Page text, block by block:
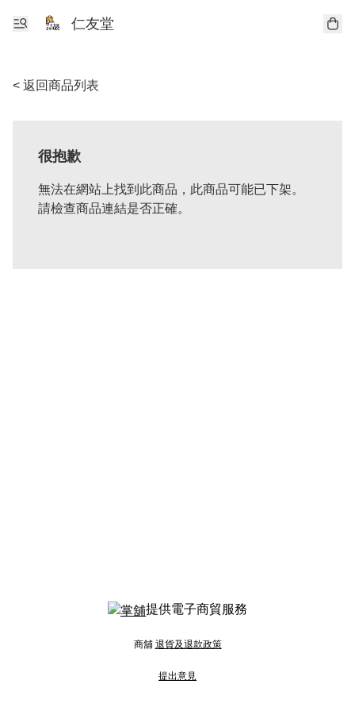
仁友堂
< 返回商品列表
很抱歉
無法在網站上找到此商品，此商品可能已下架。
請檢查商品連結是否正確。
提供電子商貿服務
商舖 退貨及退款政策
提出意見